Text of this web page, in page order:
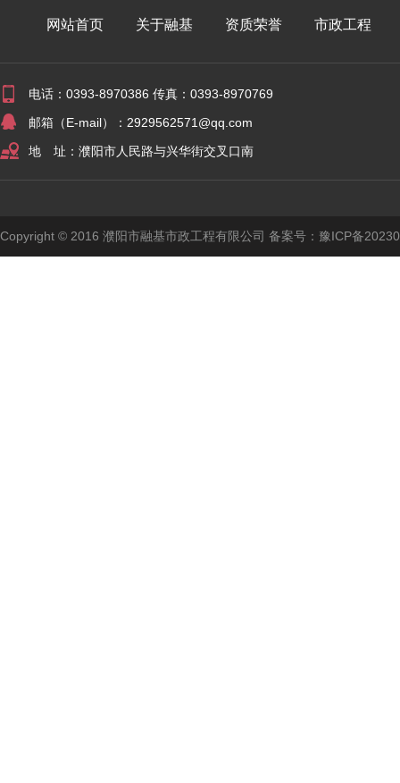
网站首页 关于融基 资质荣誉 市政工程
电话：0393-8970386 传真：0393-8970769
邮箱（E-mail）：2929562571@qq.com
地 址：濮阳市人民路与兴华街交叉口南
Copyright © 2016 濮阳市融基市政工程有限公司 备案号： 豫ICP备